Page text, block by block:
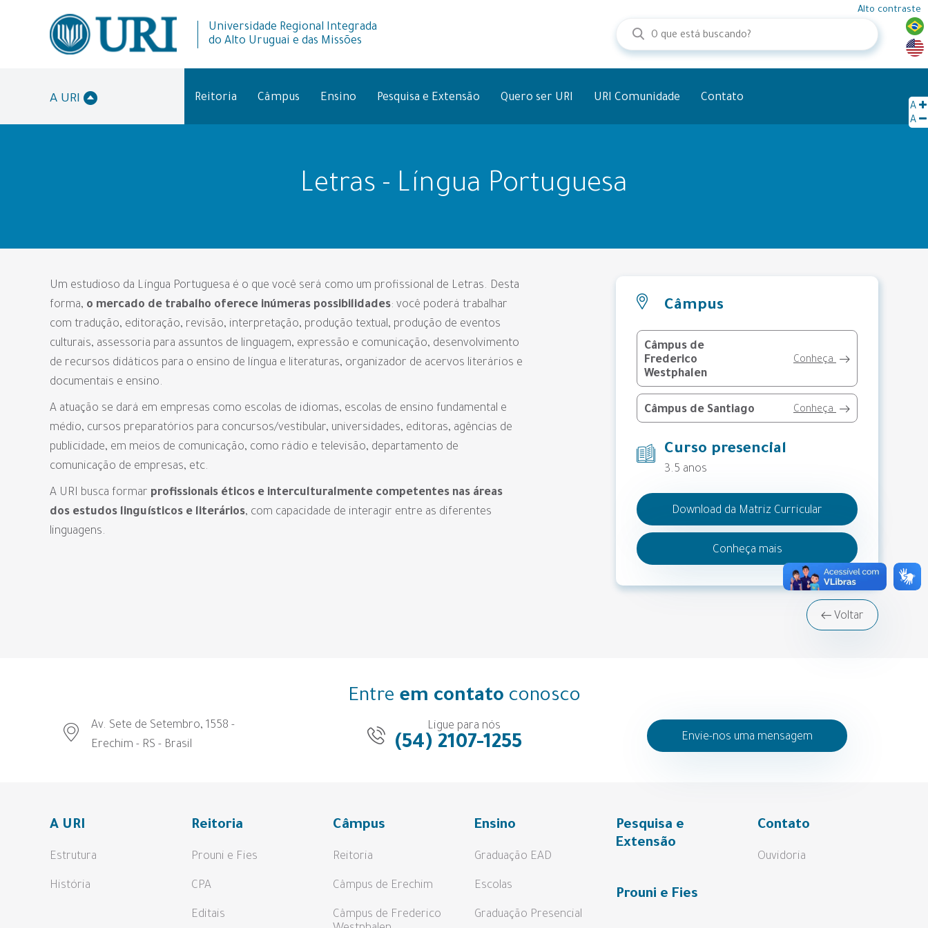
Universidade Regional Integrada
do Alto Uruguai e das Missões
A URI
Alto contraste
A
A
Reitoria Câmpus Ensino Pesquisa e Extensão Quero ser URI URI Comunidade Contato
Letras - Língua Portuguesa
Um estudioso da Língua Portuguesa é o que você será como um profissional de Letras. Desta
forma, o mercado de trabalho oferece inúmeras possibilidades: você poderá trabalhar
com tradução, editoração, revisão, interpretação, produção textual, produção de eventos
culturais, assessoria para assuntos de linguagem, expressão e comunicação, desenvolvimento
de recursos didáticos para o ensino de língua e literaturas, organizador de acervos literários e
documentais e ensino.
A atuação se dará em empresas como escolas de idiomas, escolas de ensino fundamental e
médio, cursos preparatórios para concursos/vestibular, universidades, editoras, agências de
publicidade, em meios de comunicação, como rádio e televisão, departamento de
comunicação de empresas, etc.
A URI busca formar profissionais éticos e interculturalmente competentes nas áreas
dos estudos linguísticos e literários, com capacidade de interagir entre as diferentes
linguagens.
Câmpus
Câmpus de
Frederico
Westphalen
Conheça
Câmpus de Santiago Conheça
Curso presencial
3.5 anos
Download da Matriz Curricular
Conheça mais
Voltar
Entre em contato conosco
Av. Sete de Setembro, 1558 -
Erechim - RS - Brasil
Ligue para nós
(54) 2107-1255 Envie-nos uma mensagem
A URI
Estrutura
História
Reitoria
Prouni e Fies
CPA
Editais
Câmpus
Reitoria
Câmpus de Erechim
Câmpus de Frederico
Ensino
Graduação EAD
Escolas
Graduação Presencial
Pesquisa e
Extensão
Prouni e Fies
Contato
Ouvidoria